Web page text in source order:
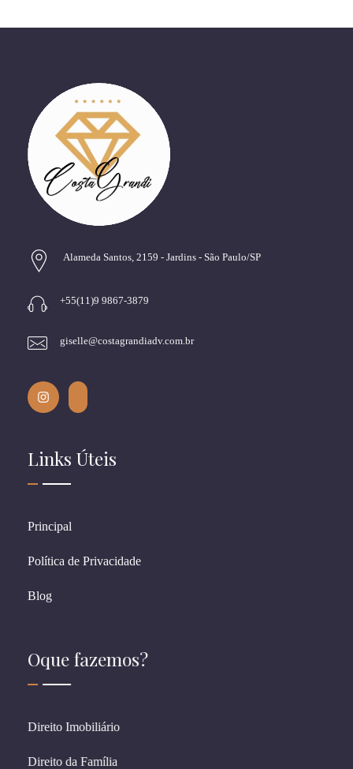
Alameda Santos, 2159 - Jardins - São Paulo/SP
+55(11)9 9867-3879
giselle@costagrandiadv.com.br
Links Úteis
Principal
Política de Privacidade
Blog
Oque fazemos?
Direito Imobiliário
Direito da Família